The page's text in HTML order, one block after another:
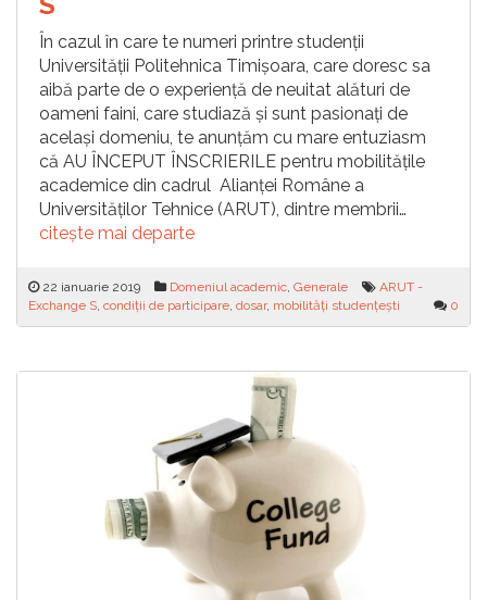
În cazul în care te numeri printre studenții
Universității Politehnica Timișoara, care doresc sa
aibă parte de o experiență de neuitat alături de
oameni faini, care studiază și sunt pasionați de
același domeniu, te anunțăm cu mare entuziasm
că AU ÎNCEPUT ÎNSCRIERILE pentru mobilitățile
academice din cadrul Alianței Române a
Universităților Tehnice (ARUT), dintre membrii…
citește mai departe
22 ianuarie 2019 Domeniul academic Generale
ARUT -
Exchange S condiții de participare dosar, mobilități studențești 0